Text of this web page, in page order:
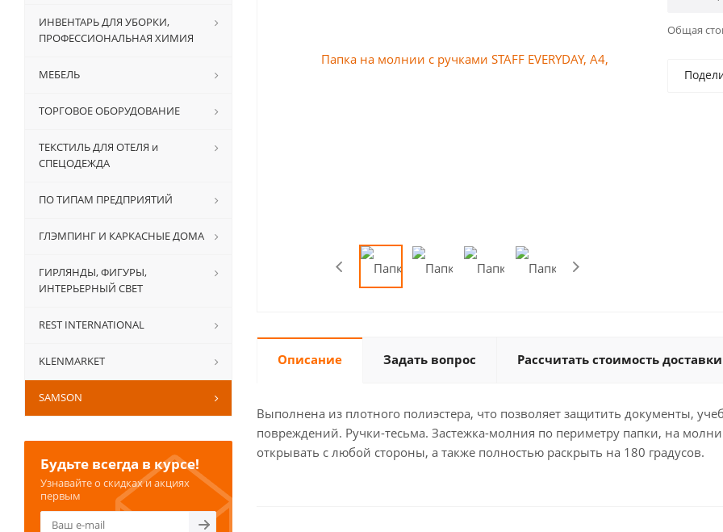
Общая
Описание Задать вопрос Рассчитать стоимость доставки
Выполнена из плотного полиэстера, что позволяет защитить документы,
повреждений. Ручки-тесьма. Застежка-молния по периметру папки, на
открывать с любой стороны, а также полностью раскрыть на 180 градусов.
ИНВЕНТАРЬ ДЛЯ УБОРКИ,
ПРОФЕССИОНАЛЬНАЯ ХИМИЯ
МЕБЕЛЬ
ТОРГОВОЕ ОБОРУДОВАНИЕ
ТЕКСТИЛЬ ДЛЯ ОТЕЛЯ и
СПЕЦОДЕЖДА
ПО ТИПАМ ПРЕДПРИЯТИЙ
ГЛЭМПИНГ И КАРКАСНЫЕ ДОМА
ГИРЛЯНДЫ, ФИГУРЫ,
ИНТЕРЬЕРНЫЙ СВЕТ
REST INTERNATIONAL
KLENMARKET
SAMSON
Будьте всегда в курсе!
Узнавайте о скидках и акциях
первым